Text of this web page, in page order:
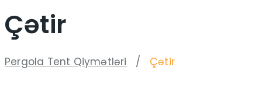
Çətir
Pergola Tent Qiymətləri / Çətir